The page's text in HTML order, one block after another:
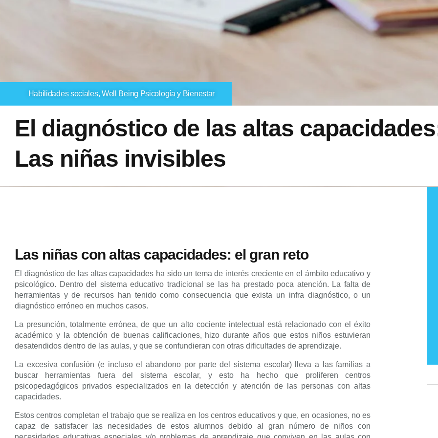
Habilidades sociales, Well Being Psicología y Bienestar
El diagnóstico de las altas
Las niñas invisibles
Las niñas con altas capacidades: el gran reto
El diagnóstico de las altas capacidades ha sido un tema de interés creciente en el ámbito educativo y
psicológico. Dentro del sistema educativo tradicional se las ha prestado poca atención. La falta de
herramientas y de recursos han tenido como consecuencia que exista un infra diagnóstico, o un
diagnóstico erróneo en muchos casos.
La presunción, totalmente errónea, de que un alto cociente intelectual está relacionado con el éxito
académico y la obtención de buenas calificaciones, hizo durante años que estos niños estuvieran
desatendidos dentro de las aulas, y que se confundieran con otras dificultades de aprendizaje.
La excesiva confusión (e incluso el abandono por parte del sistema escolar) lleva a las familias a
buscar herramientas fuera del sistema escolar, y esto ha hecho que proliferen centros
psicopedagógicos privados especializados en la detección y atención de las personas con altas
capacidades.
Estos centros completan el trabajo que se realiza en los centros educativos y que, en ocasiones, no es
capaz de satisfacer las necesidades de estos alumnos debido al gran número de niños con